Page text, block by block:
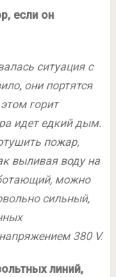
если он
ситуация с
они портятся
горит
идет едкий дым.
пожар,
выливая воду на
можно
сильный,
380 V.
линий,